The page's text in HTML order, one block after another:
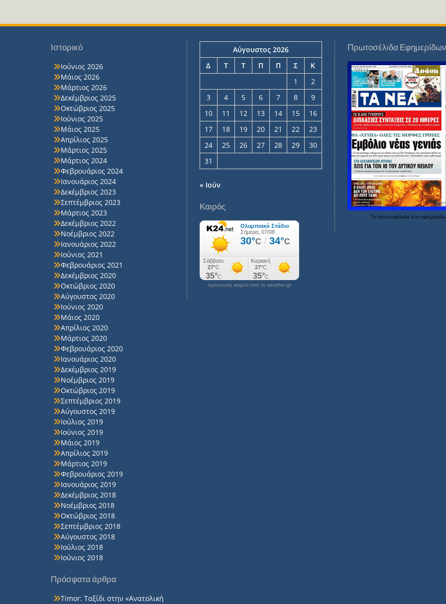
Ιστορικό
Ιούνιος 2026
Μάιος 2026
Μάρτιος 2026
Δεκέμβριος 2025
Οκτώβριος 2025
Ιούνιος 2025
Μάιος 2025
Απρίλιος 2025
Μάρτιος 2025
Μάρτιος 2024
Φεβρουάριος 2024
Ιανουάριος 2024
Δεκέμβριος 2023
Σεπτέμβριος 2023
Μάρτιος 2023
Δεκέμβριος 2022
Νοέμβριος 2022
Ιανουάριος 2022
Ιούνιος 2021
Φεβρουάριος 2021
Δεκέμβριος 2020
Οκτώβριος 2020
Αύγουστος 2020
Ιούνιος 2020
Μάιος 2020
Απρίλιος 2020
Μάρτιος 2020
Φεβρουάριος 2020
Ιανουάριος 2020
Δεκέμβριος 2019
Νοέμβριος 2019
Οκτώβριος 2019
Σεπτέμβριος 2019
Αύγουστος 2019
Ιούλιος 2019
Ιούνιος 2019
Μάιος 2019
Απρίλιος 2019
Μάρτιος 2019
Φεβρουάριος 2019
Ιανουάριος 2019
Δεκέμβριος 2018
Νοέμβριος 2018
Οκτώβριος 2018
Σεπτέμβριος 2018
Αύγουστος 2018
Ιούλιος 2018
Ιούνιος 2018
Πρόσφατα άρθρα
Timor: Ταξίδι στην «Ανατολική
Αύγουστος 2026
Δ
Τ Τ Π Π Σ
Κ
1
2
3
4 5 6 7 8
9
10
11 12 13 14 15
16
17
18 19 20 21 22
23
24
25 26 27 28 29
30
31
« Ιούν
Καιρός
πρόγνωση καιρού από το weather.gr
Πρωτοσέλιδα Εφημερίδων
Τα πρωτοσέλιδα των